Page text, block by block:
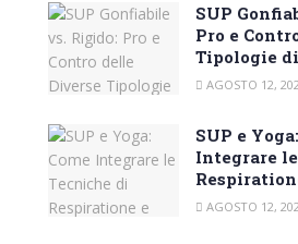
SUP
Pro e
Tipologie
AGOSTO 12,
SUP e
Integrare
AGOSTO 12,